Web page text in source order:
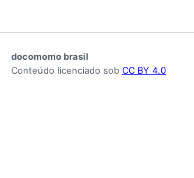
docomomo brasil
Conteúdo licenciado sob CC BY 4.0